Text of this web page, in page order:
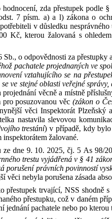
zda přestupek podle §
7písm. a)a l) zákonao
v důsledku
Kč, kterou žalovaná s
Sb., o odpovědnosti za přestupky a
pachatele projednaných ve
vztahujícího se na
ve stejné oblasti veřejné správy,
projednání věcněa místně
pro posuzovanou věc(zákon o
nynější věci Inspektorát Plzeňskýa
nastavila slevovou
trestání) v případě, kdy
žalované.
ze dne 9. 10. 2025,čj. 5 As 98/
trestu vyjádřenáv § 41
porušení právních povinností
věci nebyla porušena zásada
přestupek trvající, NSS shodně s
přestupku, což v daném
jednání pachatele nebo po